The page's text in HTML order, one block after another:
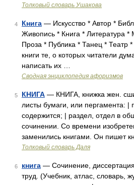
Толковый словарь Ушакова
4 Книга — Искусство * Автор *
Живопись * Книга * Литература
Проза * Публика * Танец * Театр
книги те, о которых читатели
написать их …
Сводная энциклопедия афоризмов
5 КНИГА — КНИГА, книжка жен.
листы бумаги, или пергамента: |
содержится; | раздел, отдел в
сочинении. Со времени
заменились книгами. Он пишет
Толковый словарь Даля
6 книга — Сочинение,
труд. (Учебник, атлас, словарь,